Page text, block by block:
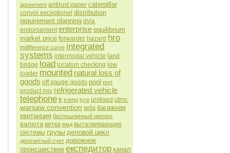
agreement antirust paper caterpillar
convoi exceptionel distribution
requirement planning dvla
endorsement enterprise equilibrium
market price forwarder hazard hro
indifference curve integrated
systems intermodal vehicle land
bridge load location checking low
loader mounted natural loss of
goods off gauge goods pool port
product mix refrigerated vehicle
telephone tr tramp tyre unitised utmc
warsaw convention wda багажная
квитанция беспошлинный импорт
валюта ветка вмд выталкивающие
системы грузы деловой цикл
депозитный счет дорожное
происшествие експедитор канал